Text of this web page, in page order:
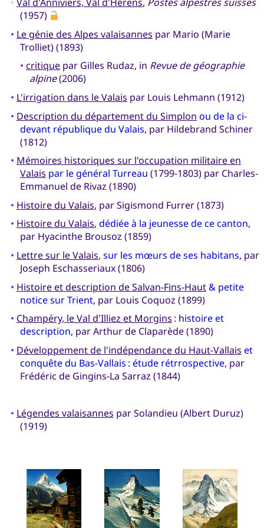
(1957)
• Le génie des Alpes valaisannes par Mario (Marie
Trolliet) (1893)
• critiquepar Gilles Rudaz, in Revue de géographie
alpine(2006)
• L'irrigation dans le Valais par Louis Lehmann (1912)
• Description du département du Simplon ou de la ci-
devant république du Valais, par Hildebrand Schiner
(1812)
• Mémoires historiques sur l'occupation militaire en
Valais par le général Turreau (1799-1803) par Charles-
Emmanuel de Rivaz (1890)
• Histoire du Valais, par Sigismond Furrer (1873)
• Histoire du Valais, dédiée à la jeunesse de ce canton,
par Hyacinthe Brousoz (1859)
• Lettre sur le Valais, sur les mœurs de ses habitans, par
Joseph Eschasseriaux (1806)
• Histoire et description de Salvan-Fins-Haut& petite
notice sur Trient, par Louis Coquoz (1899)
• Champéry, le Val d'Illiez et Morgins : histoire et
description, par Arthur de Claparède (1890)
• Développement de l'indépendance du Haut-Vallais et
conquête du Bas-Vallais : étude rétrrospective, par
Frédéric de Gingins-La Sarraz (1844)
• Légendes valaisannes par Solandieu (Albert Duruz)
(1919)